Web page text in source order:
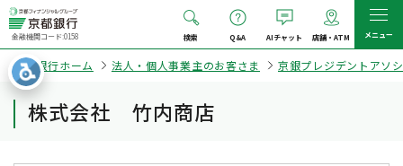
金融機関コード:0158 検索 Q&A AIチャット 店舗・ATM メニュー
京都銀行ホーム 法人・個人事業主のお客さま 京銀プレジデントアソ
株式会社 竹内商店